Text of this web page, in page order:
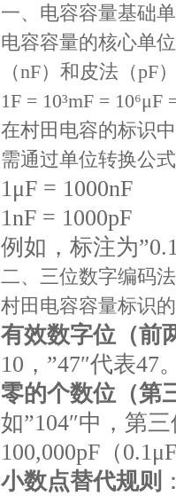
一、电容容量基础
电容容量的核心单
（nF）和皮法（
1F = 10³mF = 10⁶μF
在村田电容的标识
需通过单位转换公
1μF = 1000nF
1nF = 1000pF
例如，标注为
二、三位数字编码
村田电容容量标识
有效数字位（前
10，”47″代表47
零的个数位（第
如”104″中，第
100,000pF（
小数点替代规则